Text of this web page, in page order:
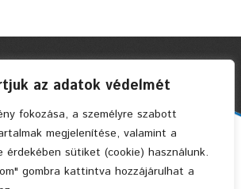
az adatok védelmét
fokozása, a személyre szabott
megjelenítése, valamint a
érdekében sütiket (cookie) használunk.
gombra kattintva hozzájárulhat a
Ház Kft. © 2004 Privacy Policy